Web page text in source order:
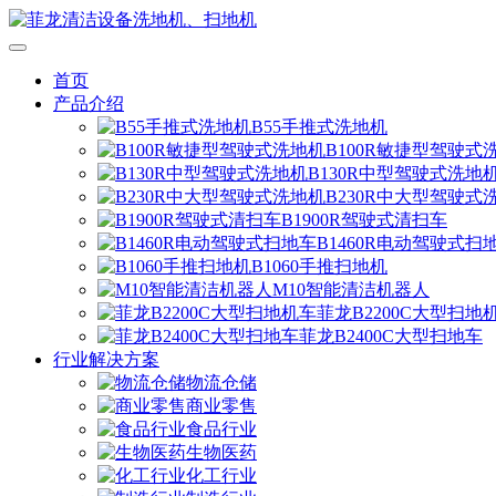
首页
产品介绍
B55手推式洗地机
B100R敏捷型驾驶式
B130R中型驾驶式洗地
B230R中大型驾驶式
B1900R驾驶式清扫车
B1460R电动驾驶式扫
B1060手推扫地机
M10智能清洁机器人
菲龙B2200C大型扫地
菲龙B2400C大型扫地车
行业解决方案
物流仓储
商业零售
食品行业
生物医药
化工行业